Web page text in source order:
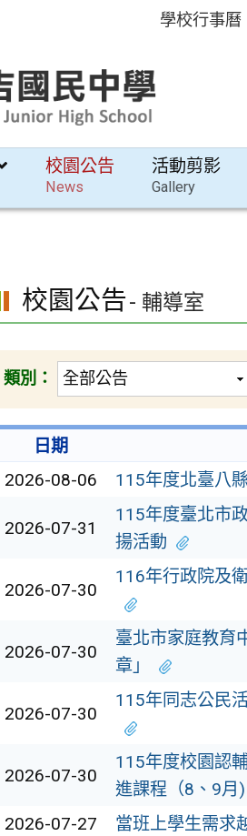
學校行事曆
校園公告
News
活動剪影
Gallery
校園公告- 輔導室
類別：
日期
2026-08-06
115年度北臺八
2026-07-31
115年度臺北市
揚活動
2026-07-30
116年行政院及
2026-07-30
臺北市家庭教育
章」
2026-07-30
115年同志公民
2026-07-30
115年度校園認
進課程（8、9月)
2026-07-27 當班上學生需求